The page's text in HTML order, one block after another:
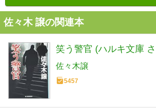
佐々木 譲の関連本
笑う警官 (ハルキ文庫
佐々木譲
5457